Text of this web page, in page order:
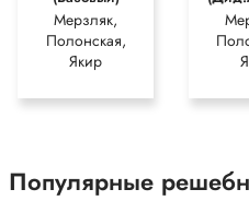
Мерзляк,
Полонская,
Якир
Популярные